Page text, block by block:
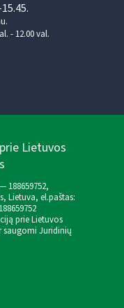
- 12.00 val.
Lietuvos
188659752,
Lietuva, el.paštas:
prie Lietuvos
saugomi Juridinių